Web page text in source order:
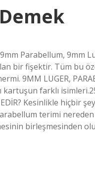
Parabellum, 9mm
bir fişektir. Tüm bu
9MM LUGER,
kartuşun farklı
Kesinlikle hiçbir
terimi
birleşmesinden